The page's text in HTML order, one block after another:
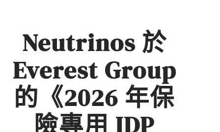
Neutrinos 於
Everest Group
的《2026 年保
險專用 IDP